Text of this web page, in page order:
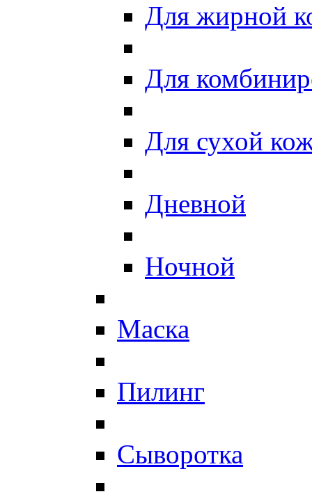
Для жирной
Для
Для сухой
Дневной
Ночной
Маска
Пилинг
Сыворотка